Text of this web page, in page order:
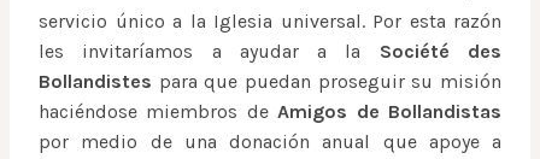
servicio único a la Iglesia universal. Por esta razón
les invitaríamos a ayudar a la Société des
Bollandistes para que puedan proseguir su misión
haciéndose miembros deAmigos de Bollandistas
por medio de una donación anual que apoye a